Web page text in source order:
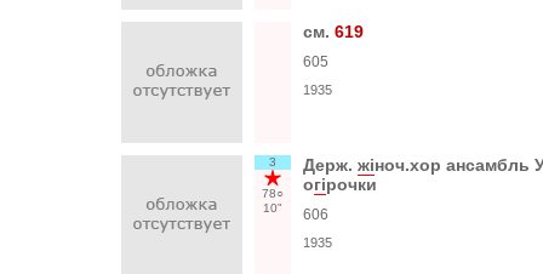
см. 619
605
1935
3
78○
10"
Держ. жiноч.хор ансамбль
огiрочки
606
1935